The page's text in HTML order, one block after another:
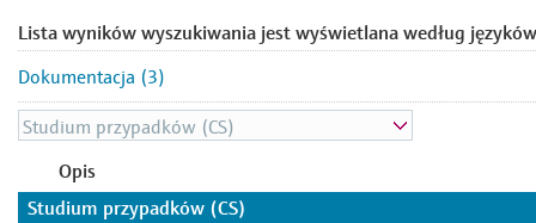
Lista wyników wyszukiwania jest wyświetlana według
Dokumentacja (3)
Opis
Studium przypadków (CS)